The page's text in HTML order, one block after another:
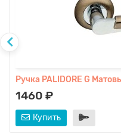
Ручка PALIDORE G
1460 ₽
Купить